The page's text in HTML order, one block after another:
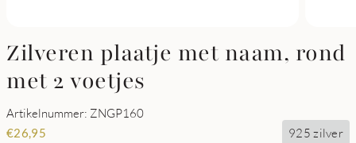
Zilveren plaatje met naam, rond
met 2 voetjes
Artikelnummer: ZNGP160
€26,95 925 zilver